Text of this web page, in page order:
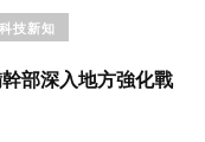
科技新知
部深入地方強化戰